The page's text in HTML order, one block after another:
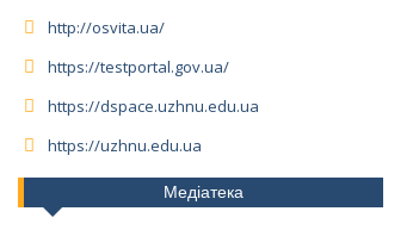
http://osvita.ua/
https://testportal.gov.ua/
https://dspace.uzhnu.edu.ua
https://uzhnu.edu.ua
Медіатека